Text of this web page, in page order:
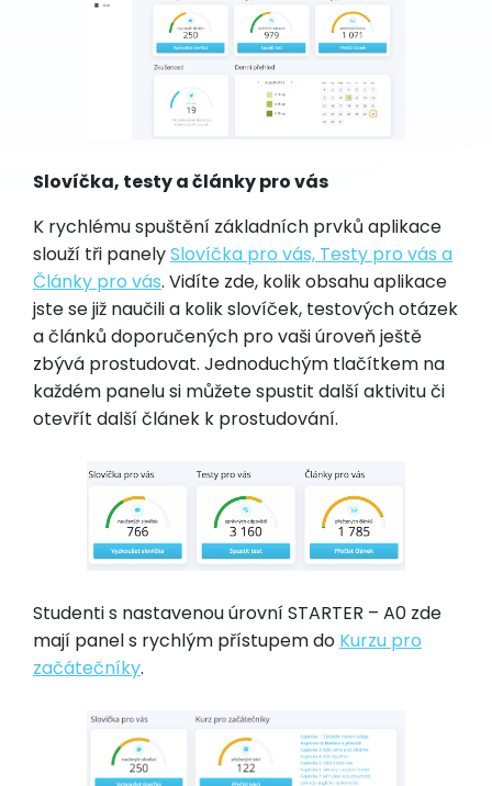
Slovíčka, testy a články pro vás
K rychlému spuštění základních prvků aplikace
slouží tři panelySlovíčka pro vás, Testy pro vás a
Články pro vás. Vidíte zde, kolik obsahu aplikace
jste se již naučili a kolik slovíček, testových otázek
a článků doporučených pro vaši úroveň ještě
zbývá prostudovat. Jednoduchým tlačítkem na
každém panelu si můžete spustit další aktivitu či
otevřít další článek k prostudování.
Studenti s nastavenou úrovní STARTER – A0 zde
mají panel s rychlým přístupem do Kurzu pro
začátečníky.